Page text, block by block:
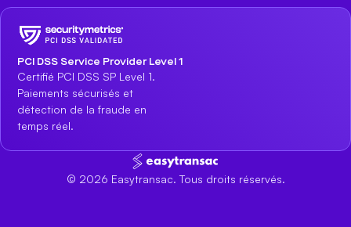
PCI DSS Service Provider Level 1
Certifié PCI DSS SP Level 1.
Paiements sécurisés et
détection de la fraude en
temps réel.
© 2026 Easytransac. Tous droits réservés.